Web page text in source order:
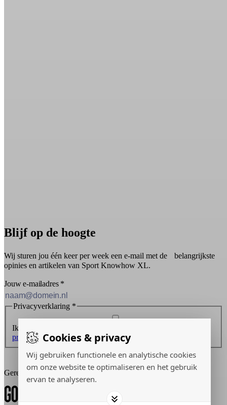
Cookies & privacy
Wij gebruiken functionele en analytische cookies
om onze website te optimaliseren en het gebruik
ervan te analyseren.
Blijf op de hoogte
Wij sturen jou één keer per week een e-mail met de belangrijkste
opinies en artikelen van Sport Knowhow XL.
Jouw e-mailadres *
Privacyverklaring *
Ik ontvang graag de nieuwsbrief en ga akkoord met de
privacyverklaring.
Inschrijven
Gerealiseerd door: